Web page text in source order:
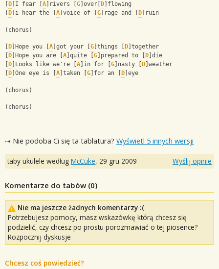
D ]I fear [ A ]rivers [ G ]over[ D ]flowing
D ]i hear the [ A ]voice of [ G ]rage and [ D ]ruin
(chorus)
D ]Hope you [ A ]got your [ G ]things [ D ]together
D ]Hope you are [ A ]quite [ G ]prepared to [ D ]die
D ]Looks like we're [ A ]in for [ G ]nasty [ D ]weather
D ]One eye is [ A ]taken [ G ]for an [ D ]eye
(chorus)
(chorus)
⇢ Nie podoba Ci się ta tablatura? Wyświetl 5 innych wersji
taby ukulele według McCuke, 29 gru 2009 Wyślij opinie
Komentarze do tabów (0)
Nie ma jeszcze żadnych komentarzy :(
Potrzebujesz pomocy, masz wskazówkę którą chcesz się
podzielić, czy chcesz po prostu porozmawiać o tej piosence?
Rozpocznij dyskusje
Chcesz coś powiedzieć?